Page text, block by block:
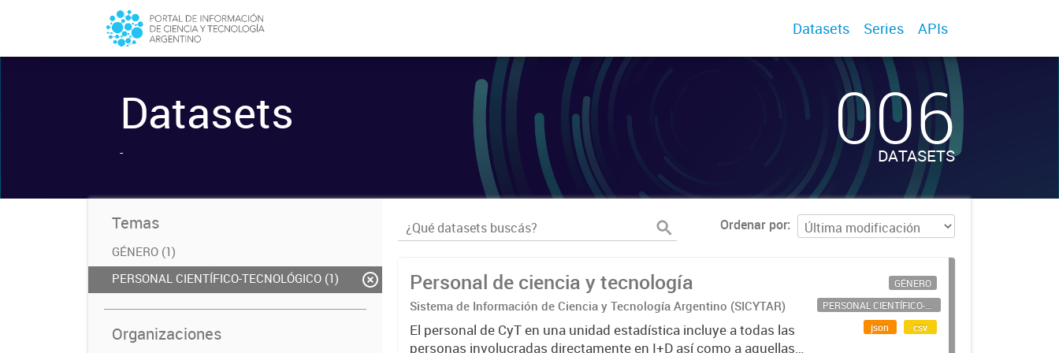
Datasets Series APIs
Datasets
- 006
DATASETS
Temas
GÉNERO (1)
PERSONAL CIENTÍFICO-TECNOLÓGICO (1)
Organizaciones
Ordenar por
Personal de ciencia y tecnología
Sistema de Información de Ciencia y Tecnología Argentino (SICYTAR)
El personal de CyT en una unidad estadística incluye a todas las
personas involucradas directamente en I+D así como a aquellas
GÉNERO
PERSONAL CIENTÍFICO-TECNOLÓGICO
json
csv